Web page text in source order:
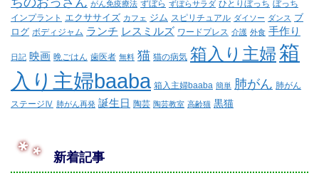
がん免疫療法 ずぼら ずぼらサラダ ひとりぼっち ぼっち
インプラント エクササイズ カフェ ジム スピリチュアル ダイソー ダンス ブ
ログ ボディジャム ランチ レスミルズ ワードプレス 介護 外食 手作り
日記 映画 晩ごはん 歯医者 無料 猫 猫の病気 箱入り主婦箱
入り主婦baaba 箱入主婦baaba 簡単 肺がん 肺がん
ステージⅣ 肺がん再発 誕生日 陶芸 陶芸教室 高齢猫 黒猫
新着記事